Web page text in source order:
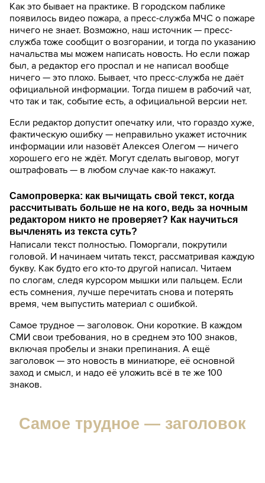
Как это бывает на практике. В городском паблике
появилось видео пожара, а пресс-служба МЧС о пожаре
ничего не знает. Возможно, наш источник — пресс-
служба тоже сообщит о возгорании, и тогда по указанию
начальства мы можем написать новость. Но если пожар
был, а редактор его проспал и не написал вообще
ничего — это плохо. Бывает, что пресс-служба не даёт
официальной информации. Тогда пишем в рабочий чат,
что так и так, событие есть, а официальной версии нет.
Если редактор допустит опечатку или, что гораздо хуже,
фактическую ошибку — неправильно укажет источник
информации или назовёт Алексея Олегом — ничего
хорошего его не ждёт. Могут сделать выговор, могут
оштрафовать — в любом случае как-то накажут.
Самопроверка: как вычищать свой текст, когда
рассчитывать больше не на кого, ведь за ночным
редактором никто не проверяет? Как научиться
вычленять из текста суть?
Написали текст полностью. Поморгали, покрутили
головой. И начинаем читать текст, рассматривая каждую
букву. Как будто его кто-то другой написал. Читаем
по слогам, следя курсором мышки или пальцем. Если
есть сомнения, лучше перечитать снова и потерять
время, чем выпустить материал с ошибкой.
Самое трудное — заголовок. Они короткие. В каждом
СМИ свои требования, но в среднем это 100 знаков,
включая пробелы и знаки препинания. А ещё
заголовок — это новость в миниатюре, её основной
заход и смысл, и надо её уложить всё в те же 100
знаков.
Самое трудное — заголовок